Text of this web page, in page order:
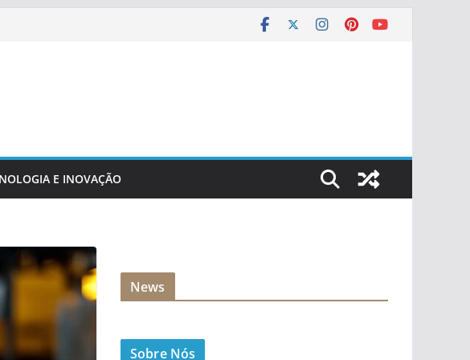
E INOVAÇÃO
News
Sobre Nós